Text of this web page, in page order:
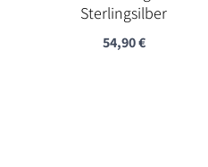
Sterlingsilber
54,90€